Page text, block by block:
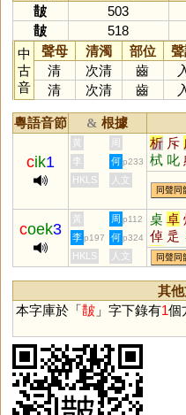
皵
503
皵
518
中
古
音
聲母 清濁 部位 聲
清
次清 齒
清
次清 齒
粵語音節 & 根據
cik1
黃 周 析 斥
栻 叱
李 何 p233
HKLS 人文
同聲同
coek3
黃 周 p112 桌 卓
倬 辵
趠 踔
李 p197 何 p324
HKLS 人文 同聲同
其
本字庫於「皵」字下錄有1個